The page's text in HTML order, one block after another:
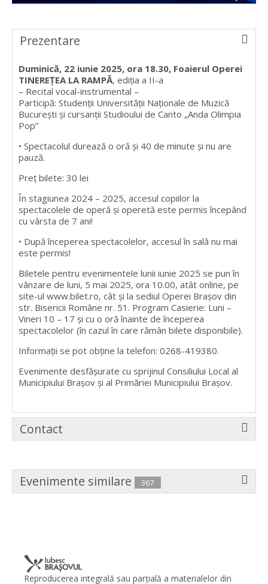
Prezentare
Duminică, 22 iunie 2025, ora 18.30, Foaierul Operei
TINEREȚEA LA RAMPĂ, ediția a II-a
– Recital vocal-instrumental –
Participă: Studenții Universității Naționale de Muzică
București și cursanții Studioului de Canto „Anda Olimpia
Pop”
• Spectacolul durează o oră și 40 de minute și nu are
pauză.
Preț bilete: 30 lei
În stagiunea 2024 – 2025, accesul copiilor la
spectacolele de operă și operetă este permis începând
cu vârsta de 7 ani!
• După începerea spectacolelor, accesul în sală nu mai
este permis!
Biletele pentru evenimentele lunii iunie 2025 se pun în
vânzare de luni, 5 mai 2025, ora 10.00, atât online, pe
site-ul www.bilet.ro, cât și la sediul Operei Brașov din
str. Bisericii Române nr. 51. Program Casierie: Luni –
Vineri 10 – 17 şi cu o oră înainte de începerea
spectacolelor (în cazul în care rămân bilete disponibile).
Informații se pot obține la telefon: 0268-419380.
Evenimente desfășurate cu sprijinul Consiliului Local al
Municipiului Brașov și al Primăriei Municipiului Brașov.
Contact
Evenimente similare 367
Reproducerea integrală sau parţială a materialelor din